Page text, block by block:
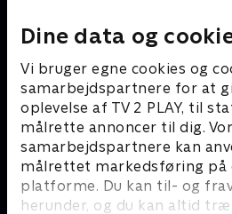
Dine data og
Vi bruger egne cookies og
samarbejdspartnere for at
oplevelse af TV 2 PLAY, til
målrette annoncer til dig.
samarbejdspartnere kan
målrettet markedsføring på
platforme. Du kan til- og
herunder, og du kan altid
Familier som vores
Drama • 1 sæsoner